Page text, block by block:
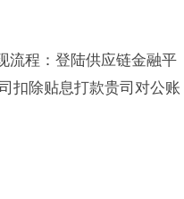
流程：登陆供应链金融平
扣除贴息打款贵司对公账